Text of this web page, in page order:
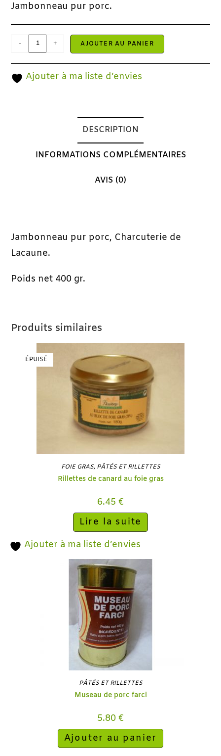
Jambonneau pur porc.
- + AJOUTER AU PANIER
Ajouter à ma liste d’envies
DESCRIPTION
INFORMATIONS COMPLÉMENTAIRES
AVIS (0)
Jambonneau pur porc, Charcuterie de
Lacaune.
Poids net 400 gr.
Produits similaires
ÉPUISÉ
FOIE GRAS, PÂTÉS ET RILLETTES
Rillettes de canard au foie gras
6.45 €
Lire la suite
Ajouter à ma liste d’envies
PÂTÉS ET RILLETTES
Museau de porc farci
5.80 €
Ajouter au panier